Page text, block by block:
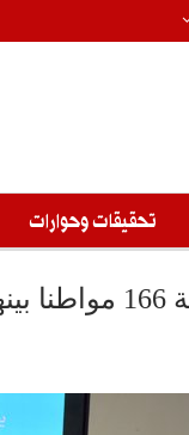
تحقيقات وحوارات